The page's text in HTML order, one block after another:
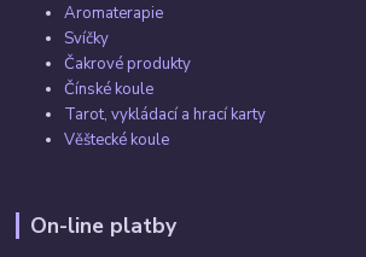
Aromaterapie
Svíčky
Čakrové produkty
Čínské koule
Tarot, vykládací a hrací karty
Věštecké koule
On-line platby